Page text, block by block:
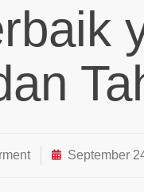
September